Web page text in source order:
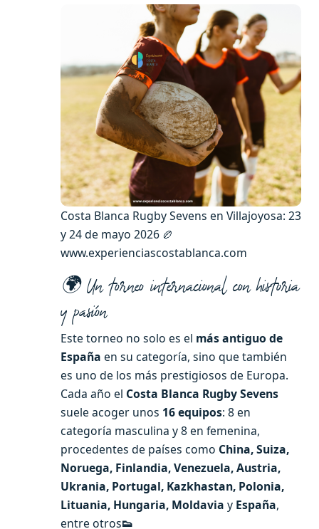
Costa Blanca Rugby Sevens en Villajoyosa: 23
y 24 de mayo 2026 🏉
www.experienciascostablanca.com
🌍 Un torneo internacional con historia
y pasión
Este torneo no solo es el más antiguo de
España en su categoría, sino que también
es uno de los más prestigiosos de Europa.
Cada año el Costa Blanca Rugby Sevens
suele acoger unos 16 equipos: 8 en
categoría masculina y 8 en femenina,
procedentes de países como China, Suiza,
Noruega, Finlandia, Venezuela, Austria,
Ukrania, Portugal, Kazkhastan, Polonia,
Lituania, Hungaria, Moldavia y España,
entre otros👟